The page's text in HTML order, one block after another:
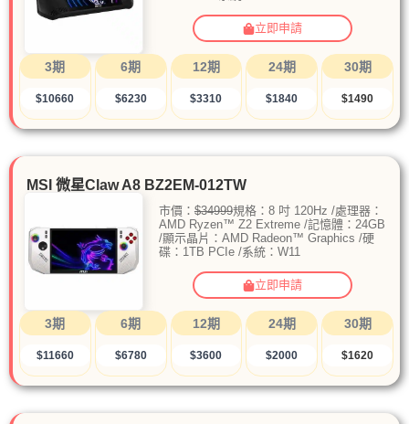
立即申請
3期
$10660
6期
$6230
12期
$3310
24期
$1840
30期
$1490
MSI 微星Claw A8 BZ2EM-012TW
市價： $34999規格：8 吋 120Hz /處理器：
AMD Ryzen™ Z2 Extreme /記憶體：24GB
/顯示晶片：AMD Radeon™ Graphics /硬
碟：1TB PCIe /系統：W11
立即申請
3期
$11660
6期
$6780
12期
$3600
24期
$2000
30期
$1620